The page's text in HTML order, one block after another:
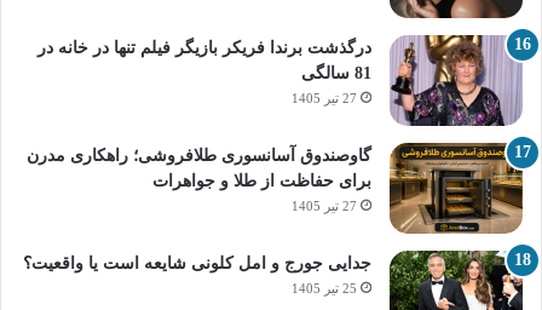
درگذشت برندا فریکر بازیگر فیلم تنها در خانه در
81 سالگی
27 تیر 1405
گاوصندوق آسانسوری طلافروشی؛ راهکاری مدرن
برای حفاظت از طلا و جواهرات
27 تیر 1405
جدایی جورج و امل کلونی شایعه است یا واقعیت؟
25 تیر 1405